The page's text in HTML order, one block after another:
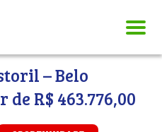
– Belo
R$ 463.776,00